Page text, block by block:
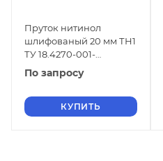
Пруток нитинол
шлифованый 20 мм ТН1
ТУ 18.4270-001-
16980791-2013
По запросу
КУПИТЬ